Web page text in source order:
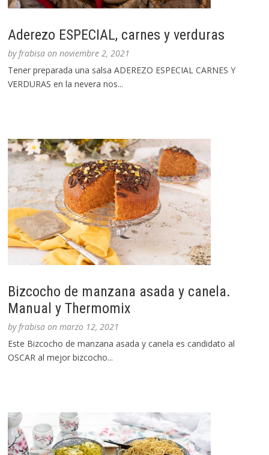
Aderezo ESPECIAL, carnes y verduras
byfrabisa onnoviembre 2, 2021
Tener preparada una salsa ADEREZO ESPECIAL CARNES Y
VERDURAS en la nevera nos...
Bizcocho de manzana asada y canela.
Manual y Thermomix
byfrabisa onmarzo 12, 2021
Este Bizcocho de manzana asada y canela es candidato al
OSCAR al mejor bizcocho...